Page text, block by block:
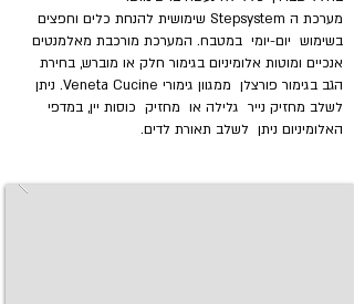
מערכת ה Stepsystem שימושית להנחת כלים וחפצים
בשימוש יום-יומי במטבח. המערכת מורכבת מאלמנטים
אנכיים ומוטות אלומיניום בגימור חלק או מוברש, בחירת
הגב בגימור פורצלן ממגוון גימורי Veneta Cucine. ניתן
לשלב מחזיק נייר גלילה או מחזיק כוסות יין, במדפי
האלומיניום ניתן לשלב תאורת לדים.